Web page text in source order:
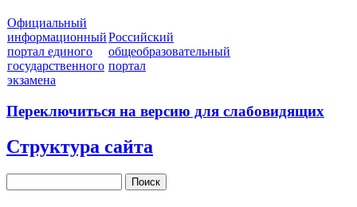
Официальный
информационный
портал единого
государственного
экзамена
Российский
общеобразовательный
портал
Переключиться на версию для слабовидящих
Структура сайта